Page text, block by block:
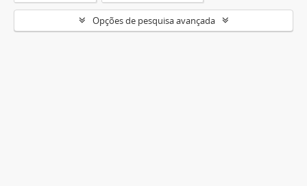
Opções de pesquisa avançada